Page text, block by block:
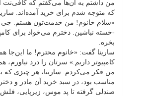
من داشتم به آن‌ها می‌گفتم که
که متوجه شدم برای خرید آمده‌اند.
«سلام خانوم! من خدمت‌تون هستم. چی
-خسته نباشین. دخترم می‌خواد برای
بخره.
سارینا گفت: «خانوم محترم! ما این‌جا
کامپیوتر داریم.» سرتان را درد
من فکر می‌کردم. سارینا، هر چیزی که
مناسب بود، در سبد خرید آن مادر و
صندلی گرفته تا پد موس، زیرپایی،